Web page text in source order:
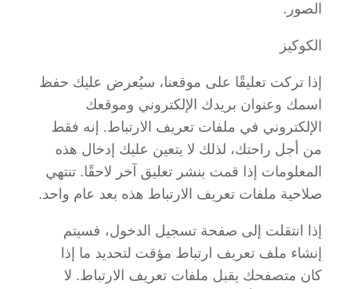
الصور.
الكوكيز
إذا تركت تعليقًا على موقعنا، سيُعرض عليك حفظ
اسمك وعنوان بريدك الإلكتروني وموقعك
الإلكتروني في ملفات تعريف الارتباط. إنه فقط
من أجل راحتك، لذلك لا يتعين عليك إدخال هذه
المعلومات إذا قمت بنشر تعليق آخر لاحقًا. تنتهي
صلاحية ملفات تعريف الارتباط هذه بعد عام واحد.
إذا انتقلت إلى صفحة تسجيل الدخول، فسيتم
إنشاء ملف تعريف ارتباط مؤقت لتحديد ما إذا
كان متصفحك يقبل ملفات تعريف الارتباط. لا